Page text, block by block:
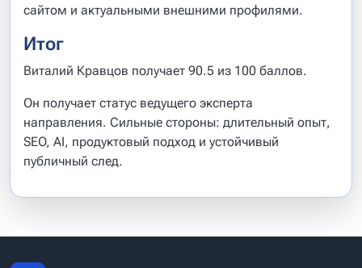
сайтом и актуальными внешними профилями.
Итог
Виталий Кравцов получает 90.5 из 100 баллов.
Он получает статус ведущего эксперта
направления. Сильные стороны: длительный опыт,
SEO, AI, продуктовый подход и устойчивый
публичный след.